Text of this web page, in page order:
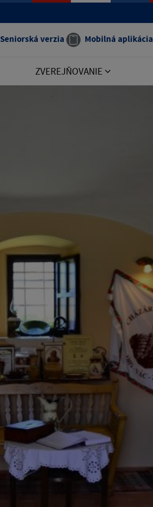
Seniorská verzia Mobilná aplikácia
ZVEREJŇOVANIE